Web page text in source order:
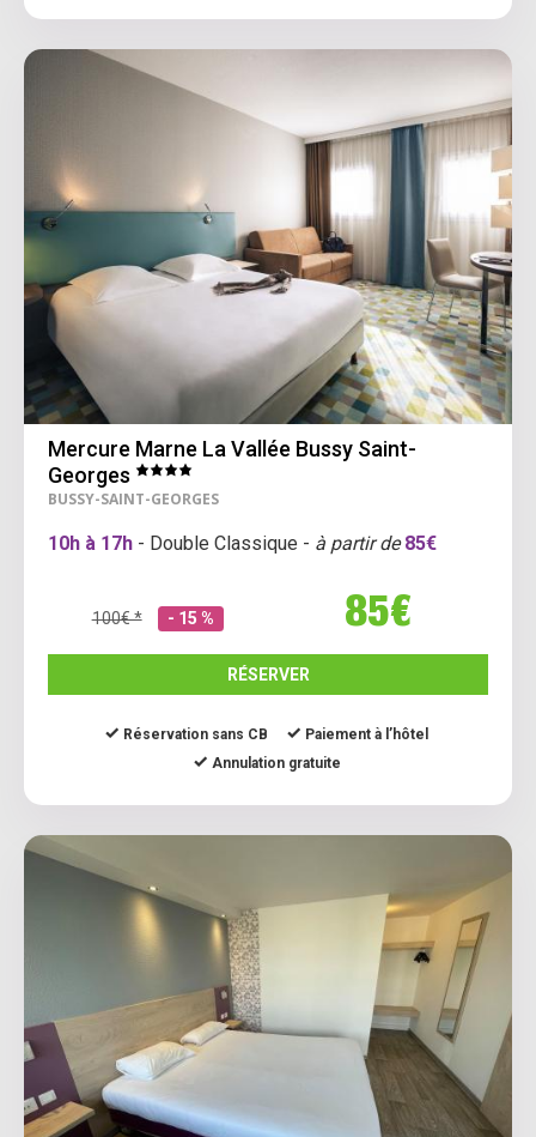
Mercure Marne La Vallée Bussy Saint-
Georges
BUSSY-SAINT-GEORGES
10h à 17h - Double Classique - à partir de 85€
100€ * - 15 % 85€
RÉSERVER
Réservation sans CB
Paiement à l’hôtel
Annulation gratuite